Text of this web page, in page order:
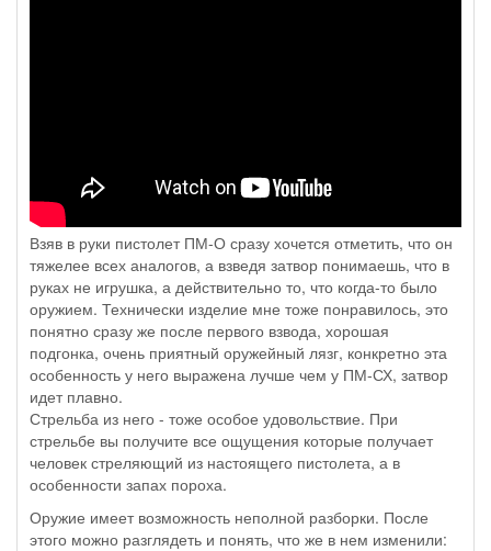
Взяв в руки пистолет ПМ-О сразу хочется отметить, что он
тяжелее всех аналогов, а взведя затвор понимаешь, что в
руках не игрушка, а действительно то, что когда-то было
оружием. Технически изделие мне тоже понравилось, это
понятно сразу же после первого взвода, хорошая
подгонка, очень приятный оружейный лязг, конкретно эта
особенность у него выражена лучше чем у ПМ-СХ, затвор
идет плавно.
Стрельба из него - тоже особое удовольствие. При
стрельбе вы получите все ощущения которые получает
человек стреляющий из настоящего пистолета, а в
особенности запах пороха.
Оружие имеет возможность неполной разборки. После
этого можно разглядеть и понять, что же в нем изменили: